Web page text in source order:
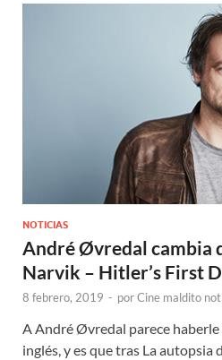
NOTICIAS
André Øvredal cambia
Narvik – Hitler’s First
8 febrero, 2019 - porCine maldito
A André Øvredal parece
inglés, y es que tras La autopsia